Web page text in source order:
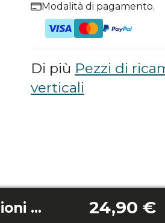
Modalità di pagamento.
Di più Pezzi di
verticali
Supporto per filtro ad alte prestazioni Rockstar 350 Longlife Jalisco/350 Longlife Flex 24,90 €